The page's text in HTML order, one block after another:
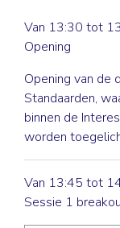
Van 13:30 tot
Opening
Opening van de
Standaarden,
binnen de
worden
Van 13:45 tot
Sessie 1